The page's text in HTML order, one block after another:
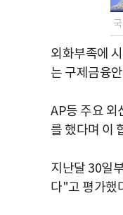
외화부족에
는 구제금융
AP등 주요 외
를 했다며 이
지난달 30일
다"고 평가했